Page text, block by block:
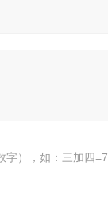
字），如：三加四=7